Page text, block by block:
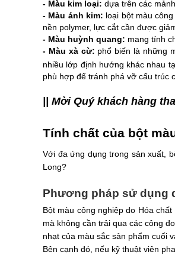
- Màu kim loại: dựa trên các
- Màu ánh kim: loại bột màu
nền polymer, lực cắt cần được
- Màu huỳnh quang: mang tính
- Màu xà cừ: phổ biến là những
nhiều lớp định hướng khác nhau
phù hợp để tránh phá vỡ cấu trúc
|| Mời Quý khách hàng
Tính chất của bột
Với đa ứng dụng trong sản xuất,
Long?
Phương pháp sử dụng
Bột màu công nghiệp do Hóa
mà không cần trải qua các công
nhạt của màu sắc sản phẩm cuối
Bên cạnh đó, nếu kỹ thuật viên